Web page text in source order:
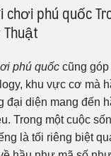
phú quốc
phú quốc cũng
khu vực cơ mà
đại diện mang đến
Trong một cuộc
là tối riêng biệt